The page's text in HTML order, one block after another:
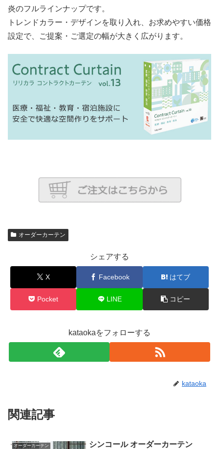
炎のフルラインナップです。
トレンドカラー・デザインを取り入れ、お求めやすい価格
設定で、ご提案・ご選定の幅が大きく広がります。
オーダーカーテン
シェアする
X Facebook はてブ
Pocket LINE コピー
kataokaをフォローする
kataoka
関連記事
オーダーカーテン
シンコール オーダーカーテン